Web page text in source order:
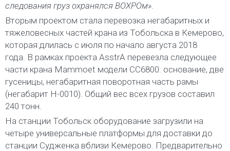
следования груз охранялся ВОХРОм».
Вторым проектом стала перевозка негабаритных и
тяжеловесных частей крана из Тобольска в Кемерово,
которая длилась с июля по начало августа 2018
года. В рамках проекта AsstrA перевезла следующее
части крана Mammoet модели СС6800: основание, две
гусеницы, негабаритная поворотная часть рамы
(негабарит Н-0010). Общий вес всех грузов составил
240 тонн.
На станции Тобольск оборудование загрузили на
четыре универсальные платформы для доставки до
станции Судженка вблизи Кемерово. Предварительно